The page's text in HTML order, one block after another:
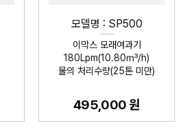
모델명 : SP500
이막스 모래여과기
180Lpm(10.80㎥/h)
물의 처리수량(25톤 미만)
495,000 원